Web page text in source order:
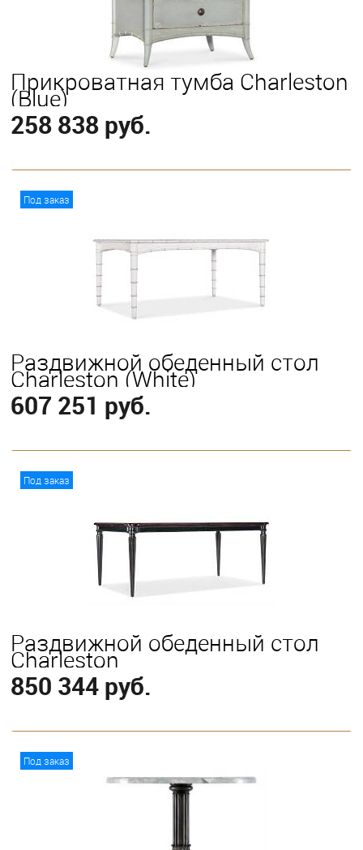
Прикроватная тумба Charleston
(Blue)
258 838 руб.
Под заказ
Раздвижной обеденный стол
Charleston (White)
607 251 руб.
Под заказ
Раздвижной обеденный стол
Charleston
850 344 руб.
Под заказ